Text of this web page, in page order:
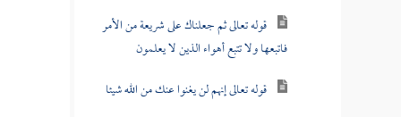
قوله تعالى ثم جعلناك على شريعة من الأمر
فاتبعها ولا تتبع أهواء الذين لا يعلمون
قوله تعالى إنهم لن يغنوا عنك من الله شيئا